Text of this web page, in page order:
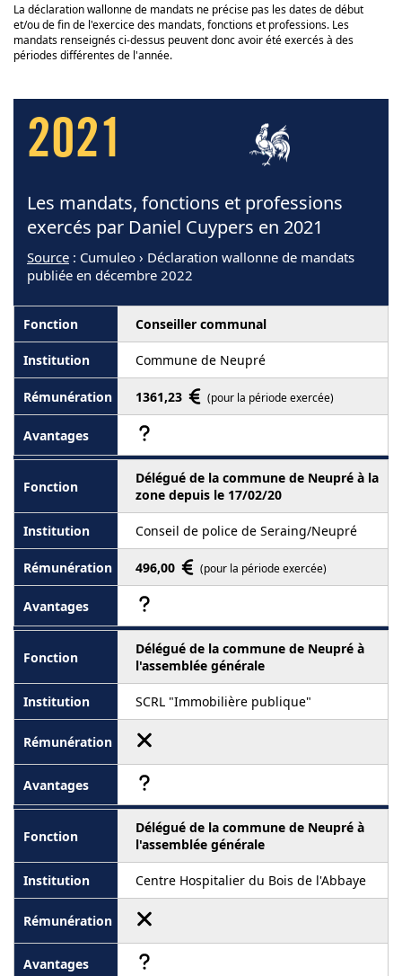
La déclaration wallonne de mandats ne précise pas les dates de début
et/ou de fin de l'exercice des mandats, fonctions et professions. Les
mandats renseignés ci-dessus peuvent donc avoir été exercés à des
périodes différentes de l'année.
2021
Les mandats, fonctions et professions
exercés par Daniel Cuypers en 2021
Source : Cumuleo › Déclaration wallonne de mandats
publiée en décembre 2022
Conseiller communal
Commune de Neupré
1361,23 (pour la période exercée)
Délégué de la commune de Neupré à la
zone depuis le 17/02/20
Conseil de police de Seraing/Neupré
496,00 (pour la période exercée)
Délégué de la commune de Neupré à
l'assemblée générale
SCRL "Immobilière publique"
Délégué de la commune de Neupré à
l'assemblée générale
Centre Hospitalier du Bois de l'Abbaye